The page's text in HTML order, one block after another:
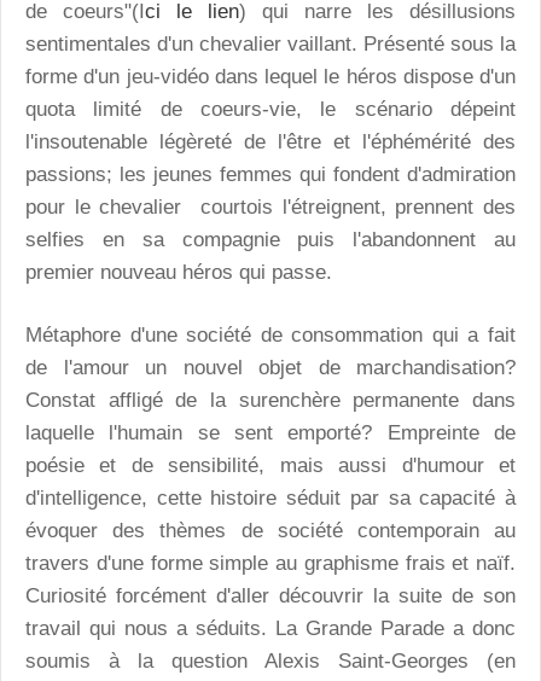
de coeurs"(Ici le lien) qui narre les désillusions
sentimentales d'un chevalier vaillant. Présenté sous la
forme d'un jeu-vidéo dans lequel le héros dispose d'un
quota limité de coeurs-vie, le scénario dépeint
l'insoutenable légèreté de l'être et l'éphémérité des
passions; les jeunes femmes qui fondent d'admiration
pour le chevalier courtois l'étreignent, prennent des
selfies en sa compagnie puis l'abandonnent au
premier nouveau héros qui passe.
Métaphore d'une société de consommation qui a fait
de l'amour un nouvel objet de marchandisation?
Constat affligé de la surenchère permanente dans
laquelle l'humain se sent emporté? Empreinte de
poésie et de sensibilité, mais aussi d'humour et
d'intelligence, cette histoire séduit par sa capacité à
évoquer des thèmes de société contemporain au
travers d'une forme simple au graphisme frais et naïf.
Curiosité forcément d'aller découvrir la suite de son
travail qui nous a séduits. La Grande Parade a donc
soumis à la question Alexis Saint-Georges (en